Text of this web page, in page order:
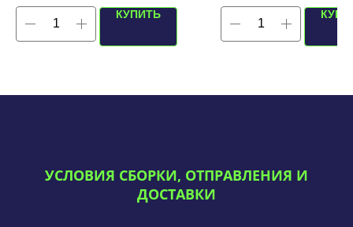
КУПИТЬ
УСЛОВИЯ СБОРКИ, ОТПРАВЛЕНИЯ И
ДОСТАВКИ